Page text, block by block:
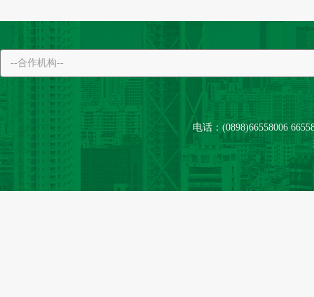
电话：(0898)66558006